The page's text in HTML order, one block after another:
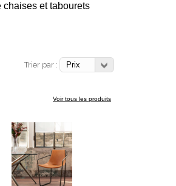
et tabourets
Trier par :
Voir tous les produits